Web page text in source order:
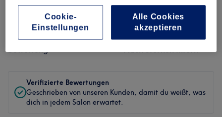
Behandlung Alle Bewertungen
Bewertung Nach Sternen filtern
Verifizierte Bewertungen
Geschrieben von unseren Kunden, damit du weißt, was
dich in jedem Salon erwartet.
Cookie-
Einstellungen
Alle Cookies
akzeptieren